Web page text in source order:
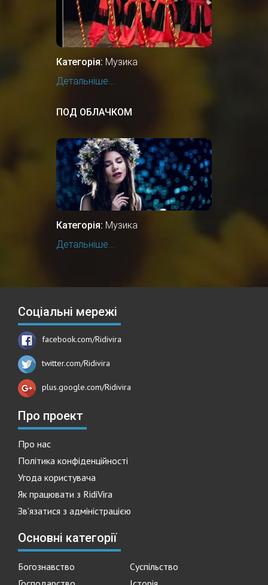
Категорія: Музика
Детальніше...
ПОД ОБЛАЧКОМ
Категорія: Музика
Детальніше...
Соціальні мережі
facebook.com/Ridivira
twitter.com/Ridivira
plus.google.com/Ridivira
Про проект
Про нас
Політика конфіденційності
Угода користувача
Як працювати з RidiVira
Зв'язатися з адміністрацією
Основні категорії
Богознавство
Суспільство